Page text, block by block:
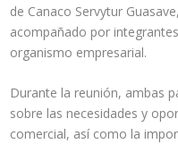
de Canaco Servytur
acompañado por
organismo empresarial.
Durante la reunión, ambas
sobre las necesidades y
comercial, así como la